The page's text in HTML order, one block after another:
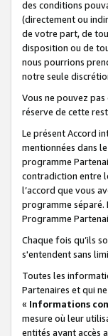
des conditions
(directement ou
de votre part, de
disposition ou de
nous pourrions
notre seule
Vous ne pouvez
réserve de cette
Le présent Accord
mentionnées dans
programme
contradiction entre
l’accord que vous
programme séparé.
Programme
Chaque fois qu’ils
s'entendent sans
Toutes les
Partenaires et qui
« Informations
mesure où leur
entités ayant accès